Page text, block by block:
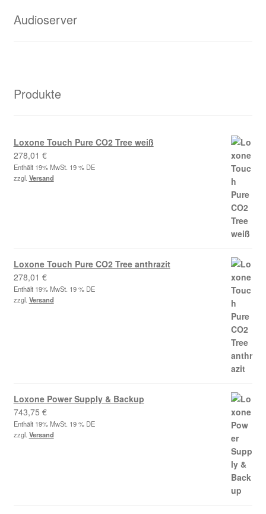
Audioserver
Produkte
Loxone Touch Pure CO2 Tree weiß
278,01 €
Enthält 19% MwSt. 19 % DE
zzgl. Versand
Loxone Touch Pure CO2 Tree anthrazit
278,01 €
Enthält 19% MwSt. 19 % DE
zzgl. Versand
Loxone Power Supply & Backup
743,75 €
Enthält 19% MwSt. 19 % DE
zzgl. Versand